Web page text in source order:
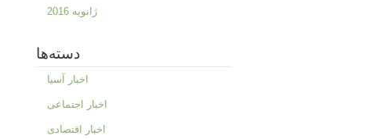
ژانویه 2016
دسته‌ها
اخبار آسیا
اخبار اجتماعی
اخبار اقتصادی